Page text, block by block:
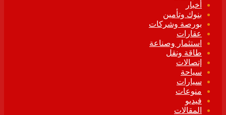
أخبار
بنوك وتأمين
بورصة وشركات
عقارات
استثمار وصناعة
طاقة ونقل
إتصالات
سياحة
سيارات
منوعات
فيديو
المقالات